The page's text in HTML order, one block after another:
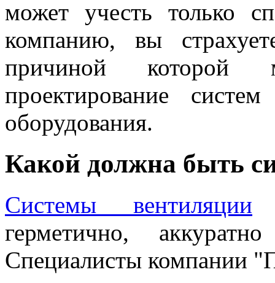
может учесть только
компанию, вы
причиной которой
проектирование
оборудования.
Какой должна быть
Системы вентиляции
герметично,
Специалисты компании